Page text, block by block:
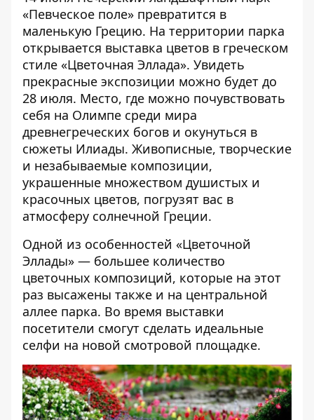
«Певческое поле» превратится в
маленькую Грецию. На территории парка
открывается выставка цветов в греческом
стиле «Цветочная Эллада». Увидеть
прекрасные экспозиции можно будет до
28 июля. Место, где можно почувствовать
себя на Олимпе среди мира
древнегреческих богов и окунуться в
сюжеты Илиады. Живописные, творческие
и незабываемые композиции,
украшенные множеством душистых и
красочных цветов, погрузят вас в
атмосферу солнечной Греции.
Одной из особенностей «Цветочной
Эллады» — большее количество
цветочных композиций, которые на этот
раз высажены также и на центральной
аллее парка. Во время выставки
посетители смогут сделать идеальные
селфи на новой смотровой площадке.